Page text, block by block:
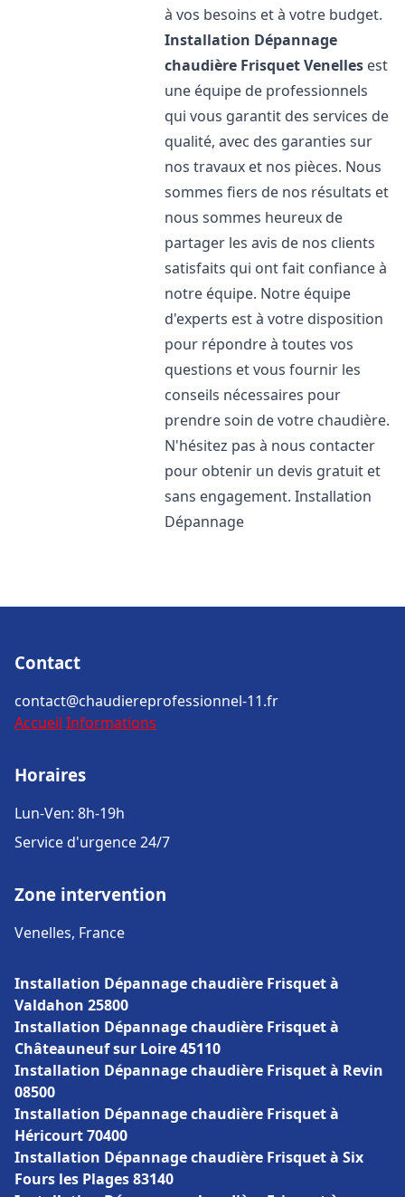
à vos besoins et à votre budget.
Installation Dépannage
chaudière FrisquetVenelles est
une équipe de professionnels
qui vous garantit des services de
qualité, avec des garanties sur
nos travaux et nos pièces. Nous
sommes fiers de nos résultats et
nous sommes heureux de
partager les avis de nos clients
satisfaits qui ont fait confiance à
notre équipe. Notre équipe
d'experts est à votre disposition
pour répondre à toutes vos
questions et vous fournir les
conseils nécessaires pour
prendre soin de votre chaudière.
N'hésitez pas à nous contacter
pour obtenir un devis gratuit et
sans engagement. Installation
Dépannage
Contact
contact@chaudiereprofessionnel-11.fr
Accueil Informations
Horaires
Lun-Ven: 8h-19h
Service d'urgence 24/7
Zone intervention
Venelles, France
Installation Dépannage chaudière Frisquet à
Valdahon 25800
Installation Dépannage chaudière Frisquet à
Châteauneuf sur Loire 45110
Installation Dépannage chaudière Frisquet à Revin
08500
Installation Dépannage chaudière Frisquet à
Héricourt 70400
Installation Dépannage chaudière Frisquet à Six
Fours les Plages 83140